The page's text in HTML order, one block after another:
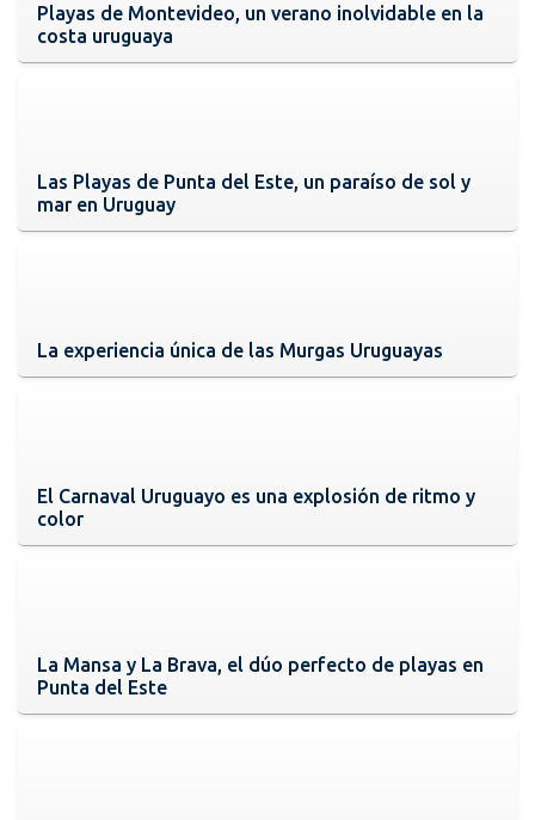
Playas de Montevideo, un verano inolvidable en la
costa uruguaya
Las Playas de Punta del Este, un paraíso de sol y
mar en Uruguay
La experiencia única de las Murgas Uruguayas
El Carnaval Uruguayo es una explosión de ritmo y
color
La Mansa y La Brava, el dúo perfecto de playas en
Punta del Este